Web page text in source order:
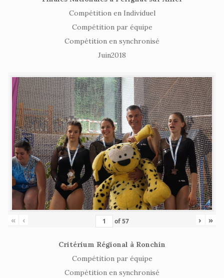
Compétition en Individuel
Compétition par équipe
Compétition en synchronisé
Juin2018
« ‹ of57 › »
Critérium Régional à Ronchin
Compétition par équipe
Compétition en synchronisé